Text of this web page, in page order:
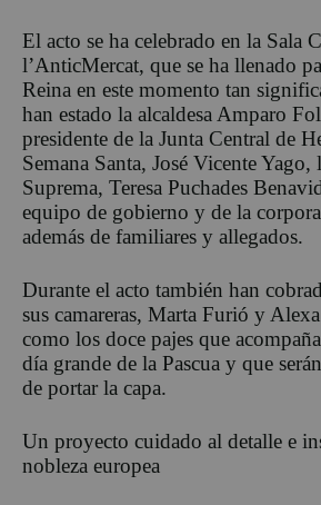
El acto se ha celebrado en la Sala
l’AnticMercat, que se ha llenado
Reina en este momento tan
han estado la alcaldesa Amparo
presidente de la Junta Central de
Semana Santa, José Vicente Yago,
Suprema, Teresa Puchades
equipo de gobierno y de la
además de familiares y allegados.
Durante el acto también han
sus camareras, Marta Furió y
como los doce pajes que
día grande de la Pascua y que
de portar la capa.
Un proyecto cuidado al detalle e
nobleza europea